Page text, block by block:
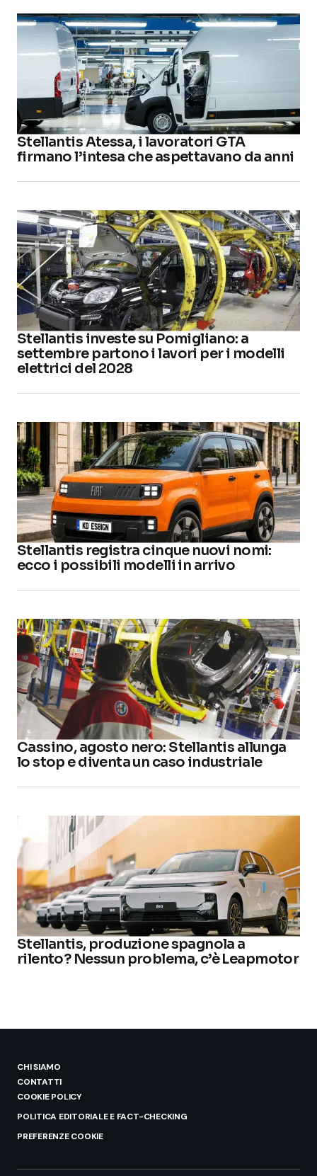
Stellantis Atessa, i lavoratori GTA
firmano l’intesa che aspettavano da anni
Stellantis investe su Pomigliano: a
settembre partono i lavori per i modelli
elettrici del 2028
Stellantis registra cinque nuovi nomi:
ecco i possibili modelli in arrivo
Cassino, agosto nero: Stellantis allunga
lo stop e diventa un caso industriale
Stellantis, produzione spagnola a
rilento? Nessun problema, c’è Leapmotor
CHI SIAMO
CONTATTI
COOKIE POLICY
POLITICA EDITORIALE E FACT-CHECKING
PREFERENZE COOKIE